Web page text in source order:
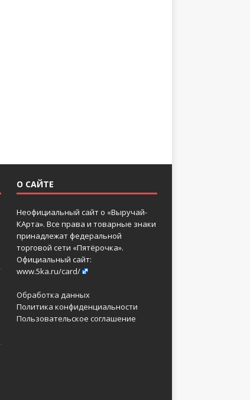
О САЙТЕ
Неофициальный сайт о «Выручай-
КАрта». Все права и товарные знаки
принадлежат федеральной
торговой сети «Пятёрочка».
Официальный сайт:
www.5ka.ru/card/
Обработка данных
Политика конфиденциальности
Пользовательское соглашение